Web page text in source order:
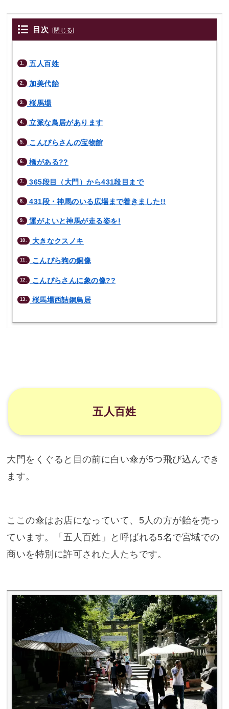
目次 [閉じる]
1. 五人百姓
2. 加美代飴
3. 桜馬場
4. 立派な鳥居があります
5. こんぴらさんの宝物館
6. 橋がある??
7. 365段目（大門）から431段目まで
8. 431段・神馬のいる広場まで着きました!!
9. 運がよいと神馬が走る姿を!
10. 大きなクスノキ
11. こんぴら狗の銅像
12. こんぴらさんに象の像??
13. 桜馬場西詰銅鳥居
五人百姓
大門をくぐると目の前に白い傘が5つ飛び込んでき
ます。
ここの傘はお店になっていて、5人の方が飴を売っ
ています。「五人百姓」と呼ばれる5名で宮域での
商いを特別に許可された人たちです。